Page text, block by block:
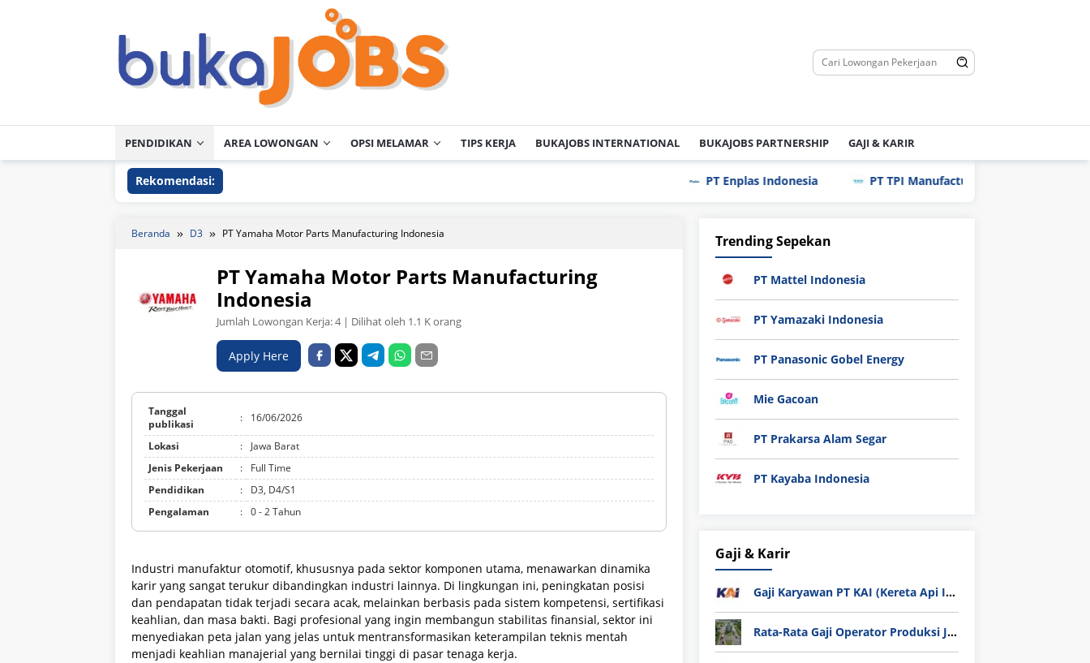
PENDIDIKAN AREA LOWONGAN OPSI MELAMAR TIPS KERJA BUKAJOBS INTERNATIONAL BUKAJOBS PARTNERSHIP GAJI & KARIR
Rekomendasi: PT Enplas Indonesia PT TPI Manufacturing Indonesia
Beranda D3 PT Yamaha Motor Parts Manufacturing Indonesia
PT Yamaha Motor Parts Manufacturing
Indonesia
Jumlah Lowongan Kerja:4| Dilihat oleh 1.1 K orang
Apply Here
Tanggal
publikasi
: 16/06/2026
Lokasi :
Jawa Barat
Jenis Pekerjaan
:
Full Time
Pendidikan
:
D3, D4/S1
Pengalaman
: 0 - 2 Tahun
Industri manufaktur otomotif, khususnya pada sektor komponen utama, menawarkan dinamika
karir yang sangat terukur dibandingkan industri lainnya. Di lingkungan ini, peningkatan posisi
dan pendapatan tidak terjadi secara acak, melainkan berbasis pada sistem kompetensi, sertifikasi
keahlian, dan masa bakti. Bagi profesional yang ingin membangun stabilitas finansial, sektor ini
menyediakan peta jalan yang jelas untuk mentransformasikan keterampilan teknis mentah
menjadi keahlian manajerial yang bernilai tinggi di pasar tenaga kerja.
Trending Sepekan
PT Mattel Indonesia
PT Yamazaki Indonesia
PT Panasonic Gobel Energy
Mie Gacoan
PT Prakarsa Alam Segar
PT Kayaba Indonesia
Gaji & Karir
Gaji Karyawan PT KAI (Kereta Api Indonesia) Update 2025
Rata-Rata Gaji Operator Produksi Jabodetabek 2025: Bedah Tuntas UMK, Lemburan, dan Realita Hidup Buruh